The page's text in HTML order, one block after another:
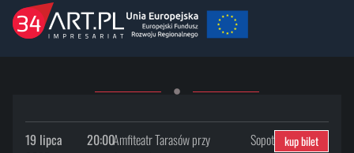
19 lipca
20:00Amfiteatr Tarasów przy
Sopot kup bilet